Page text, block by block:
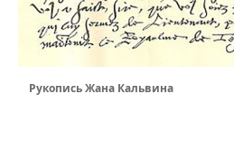
Рукопись Жана Кальвина